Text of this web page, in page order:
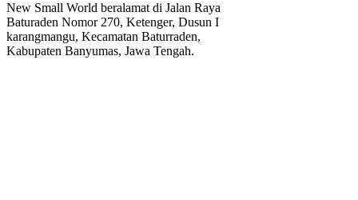
New Small World beralamat di Jalan Raya
Baturaden Nomor 270, Ketenger, Dusun I
karangmangu, Kecamatan Baturraden,
Kabupaten Banyumas, Jawa Tengah.